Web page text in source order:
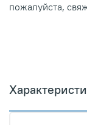
пожалуйста,